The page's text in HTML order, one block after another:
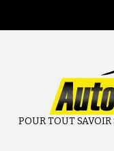
contenu
POUR TOUT